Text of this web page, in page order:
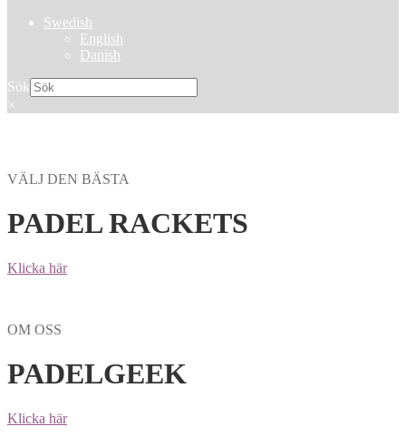
Swedish
English
Danish
Sök
×
VÄLJ DEN BÄSTA
PADEL RACKETS
Klicka här
OM OSS
PADELGEEK
Klicka här